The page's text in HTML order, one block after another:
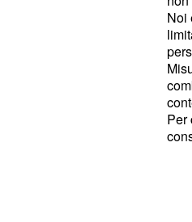
palloni,
gol" ha
Madrid.
Due
di
marcia
Noi
Per